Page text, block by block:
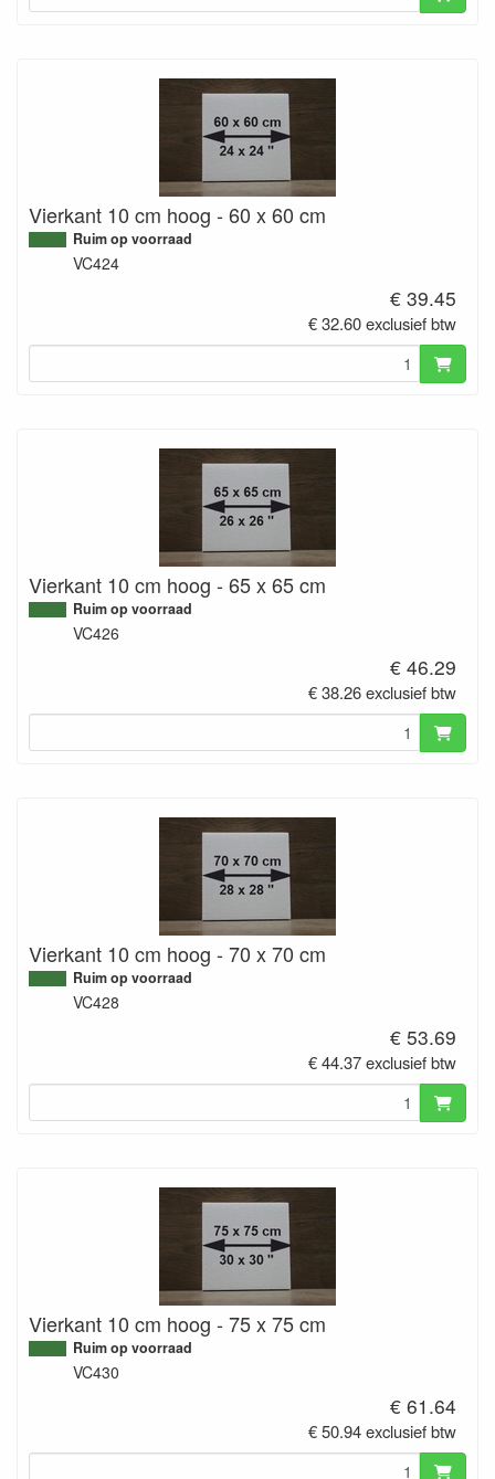
Vierkant 10 cm hoog - 60 x 60 cm
Ruim op voorraad
VC424
€ 39.45
€ 32.60 exclusief btw
Vierkant 10 cm hoog - 65 x 65 cm
Ruim op voorraad
VC426
€ 46.29
€ 38.26 exclusief btw
Vierkant 10 cm hoog - 70 x 70 cm
Ruim op voorraad
VC428
€ 53.69
€ 44.37 exclusief btw
Vierkant 10 cm hoog - 75 x 75 cm
Ruim op voorraad
VC430
€ 61.64
€ 50.94 exclusief btw